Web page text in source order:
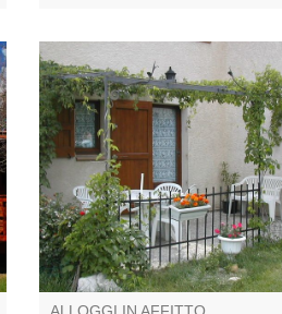
Nel cuore delle Gole del
Verdon, questa struttura
ricettiva, situata in posizione
ideale, è il punto di partenza
per numerosi sentieri
escursionistici, la famosa Route
des Crêtes e le leggendarie vie
di arrampicata.
ALLOGGI IN AFFITTO